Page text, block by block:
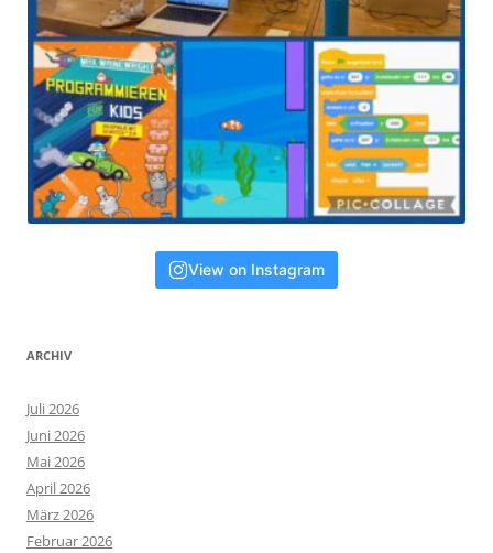
View on Instagram
ARCHIV
Juli 2026
Juni 2026
Mai 2026
April 2026
März 2026
Februar 2026